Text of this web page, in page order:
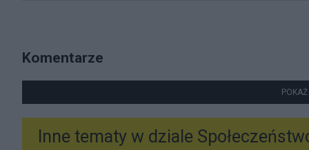
Komentarze
Inne tematy w dziale